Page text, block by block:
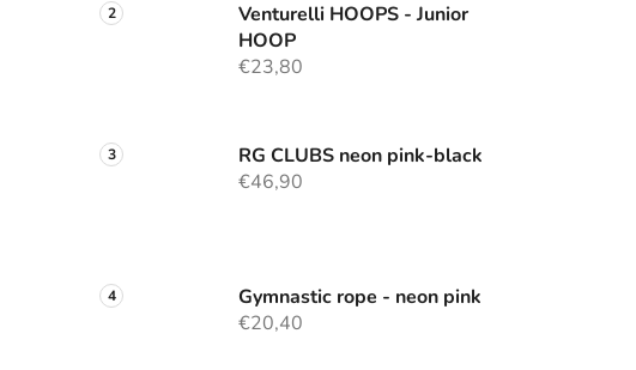
Venturelli HOOPS - Junior
HOOP
€23,80
RG CLUBS neon pink-black
€46,90
Gymnastic rope - neon pink
€20,40